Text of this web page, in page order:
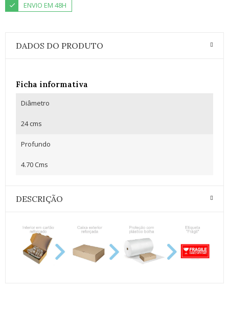
ENVIO EM 48H
DADOS DO PRODUTO
Ficha informativa
Diâmetro
24 cms
Profundo
4.70 Cms
DESCRIÇÃO